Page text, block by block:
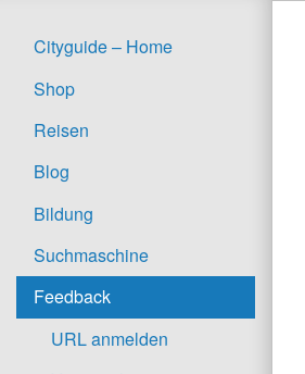
Cityguide – Home
Shop
Reisen
Blog
Bildung
Suchmaschine
Feedback
URL anmelden